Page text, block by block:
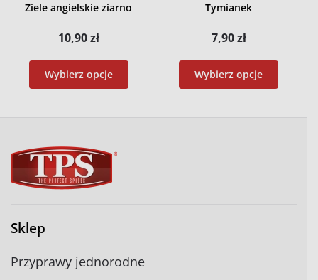
Ziele angielskie ziarno
10,90zł
Wybierz opcje
Tymianek
7,90zł
Wybierz opcje
Sklep
Przyprawy jednorodne